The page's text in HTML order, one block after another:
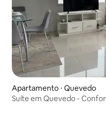
Apartamento ⋅ Quevedo
Suíte em Quevedo -